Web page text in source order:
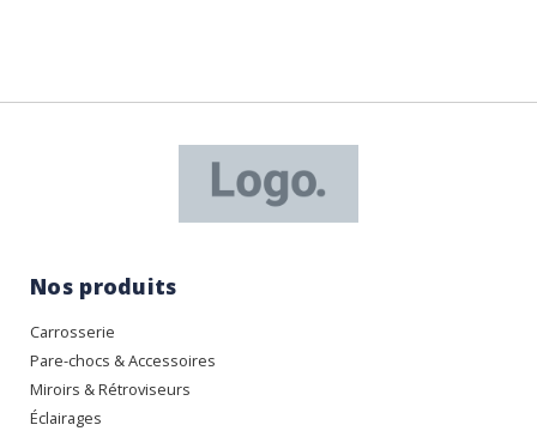
Nos produits
Carrosserie
Pare-chocs & Accessoires
Miroirs & Rétroviseurs
Éclairages